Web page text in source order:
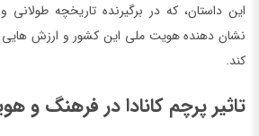
این داستان، که در برگیرنده تاریخچه
نشان دهنده هویت ملی این کشور و ارزش
کند.
تاثیر پرچم کانادا در فرهنگ و